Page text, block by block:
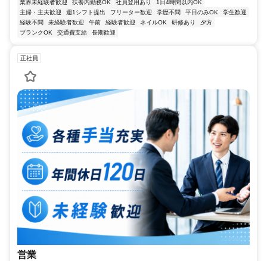
業界未経験者歓迎 扶養内勤務OK 社員登用あり
1日4時間以内OK
主婦・主夫歓迎
週1シフト提出 フリーター歓迎 学歴不問 平日のみOK
学生歓迎
経験不問
未経験者歓迎 午前 経験者歓迎 ネイルOK 研修あり
夕方
ブランクOK
交通費支給 長期歓迎
正社員
営業